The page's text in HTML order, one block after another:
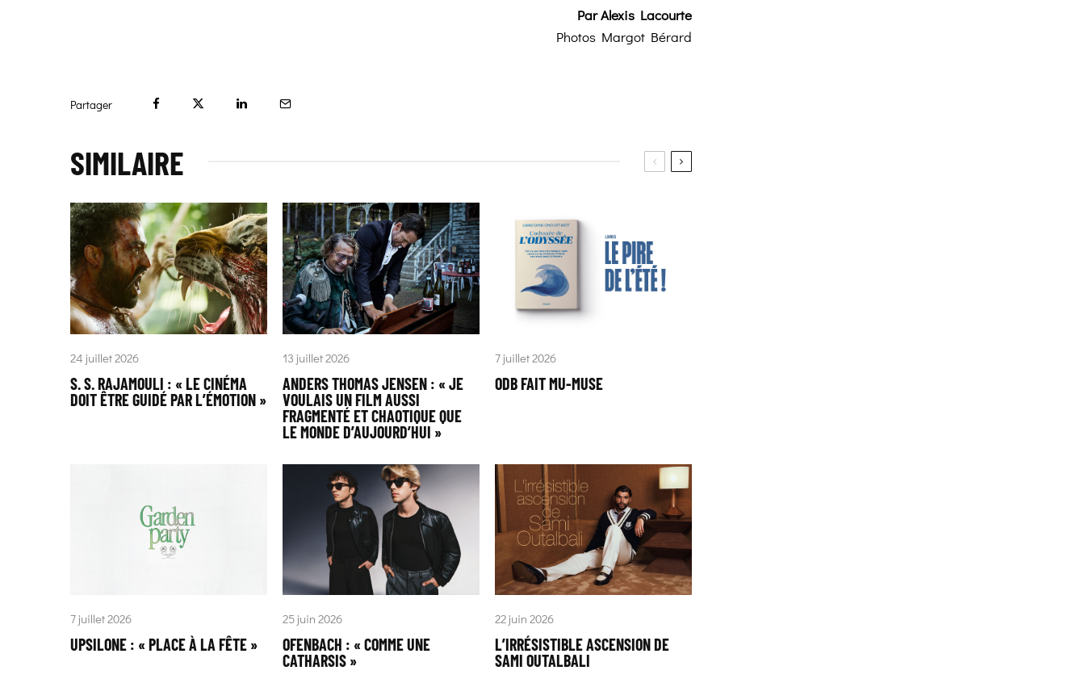
ParAlexis Lacourte
Photos Margot Bérard
Partager
SIMILAIRE
24 juillet 2026
S. S. RAJAMOULI : « LE CINÉMA
DOIT ÊTRE GUIDÉ PAR L’ÉMOTION »
13 juillet 2026
ANDERS THOMAS JENSEN : « JE
VOULAIS UN FILM AUSSI
FRAGMENTÉ ET CHAOTIQUE QUE
LE MONDE D’AUJOURD’HUI »
7 juillet 2026
ODB FAIT MU-MUSE
7 juillet 2026
UPSILONE : « PLACE À LA FÊTE »
25 juin 2026
OFENBACH : « COMME UNE
CATHARSIS »
22 juin 2026
L’IRRÉSISTIBLE ASCENSION DE
SAMI OUTALBALI